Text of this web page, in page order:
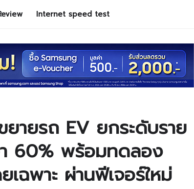
Internet speed test
ยายรถ EV ยกระดับราย
60% พร้อมทดลอง
เฉพาะ ผ่านฟีเจอร์ใหม่